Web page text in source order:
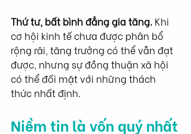
Thứ tư, bất bình đẳng gia tăng. Khi
cơ hội kinh tế chưa được phân bổ
rộng rãi, tăng trưởng có thể vẫn đạt
được, nhưng sự đồng thuận xã hội
có thể đối mặt với những thách
thức nhất định.
Niềm tin là vốn quý nhất